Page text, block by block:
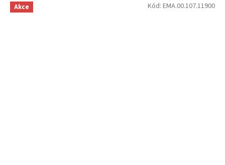
Akce Kód: EMA.00.107.11900